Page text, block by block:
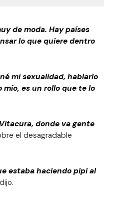
de moda. Hay países
lo que quiere dentro
mi sexualidad, hablarlo
mío, es un rollo que te lo
donde va gente
el desagradable
estaba haciendo pipi al